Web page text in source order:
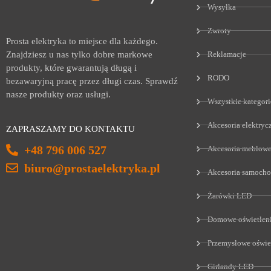
Prosta elektryka to miejsce dla każdego.
Znajdziesz u nas tylko dobre markowe
produkty, które gwarantują długą i
bezawaryjną pracę przez długi czas. Sprawdź
nasze produkty oraz usługi.
ZAPRASZAMY DO KONTAKTU
+48 796 006 527
biuro@prostaelektryka.pl
Wysyłka
Zwroty
Reklamacje
RODO
Wszystkie
Akcesoria
Akcesoria meblowe
Akcesoria
Żarówki LED
Domowe
Przemysłowe
Girlandy LED